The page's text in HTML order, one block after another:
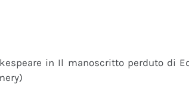
in Il manoscritto perduto di